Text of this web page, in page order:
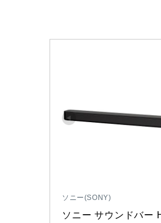
ソニー(SONY)
ソニー サウンドバー